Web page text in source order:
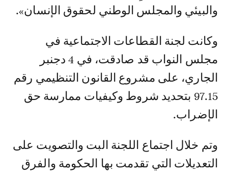
والبيئي والمجلس الوطني لحقوق الإنسان».
وكانت لجنة القطاعات الاجتماعية في
مجلس النواب قد صادقت، في 4 دجنبر
الجاري، على مشروع القانون التنظيمي رقم
97.15 بتحديد شروط وكيفيات ممارسة حق
الإضراب.
وتم خلال اجتماع اللجنة البت والتصويت على
التعديلات التي تقدمت بها الحكومة والفرق